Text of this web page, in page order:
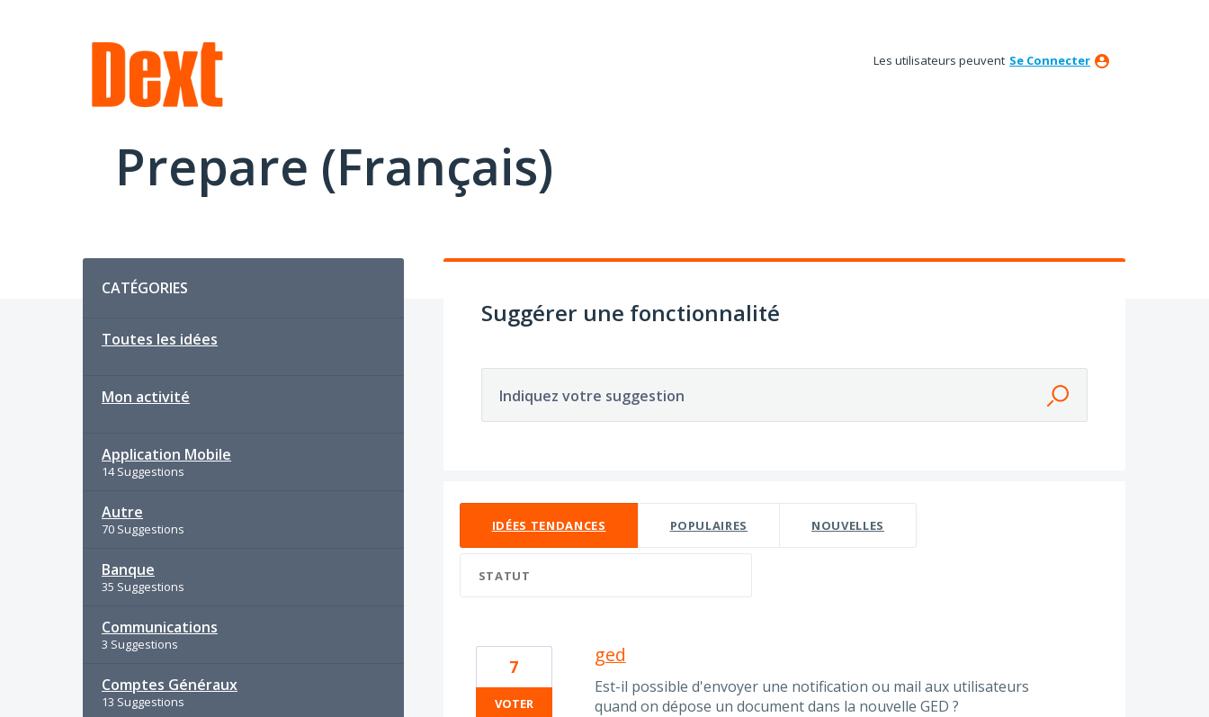
Les utilisateurs peuvent Se Connecter
Prepare (Français)
CATÉGORIES
Toutes les idées
Mon activité
Application Mobile
14 Suggestions
Autre
70 Suggestions
Banque
35 Suggestions
Communications
3 Suggestions
Comptes Généraux
13 Suggestions
Suggérer une fonctionnalité
Indiquez votre suggestion
IDÉES TENDANCES POPULAIRES NOUVELLES
STATUT
ged
Est-il possible d'envoyer une notification ou mail aux utilisateurs
quand on dépose un document dans la nouvelle GED ?
7
VOTER